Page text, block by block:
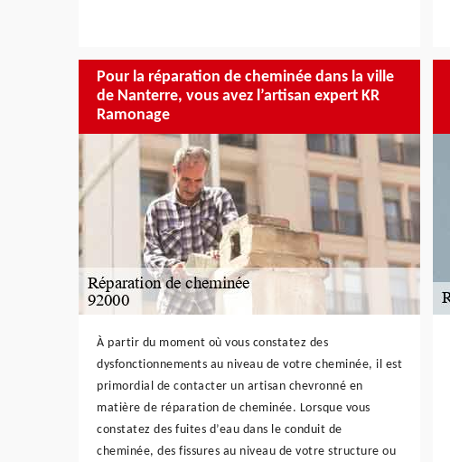
Pour la réparation de cheminée dans la ville
de Nanterre, vous avez l’artisan expert KR
Ramonage
À partir du moment où vous constatez des
dysfonctionnements au niveau de votre cheminée, il est
primordial de contacter un artisan chevronné en
matière de réparation de cheminée. Lorsque vous
constatez des fuites d’eau dans le conduit de
cheminée, des fissures au niveau de votre structure ou